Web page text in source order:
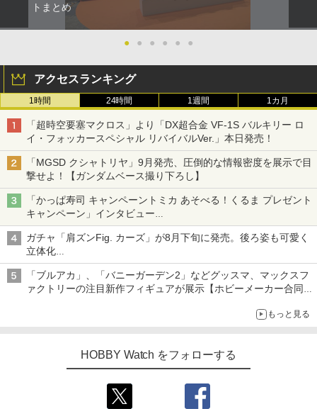
トまとめ
● ● ● ● ● ●
アクセスランキング
1時間 24時間 1週間 1カ月
「超時空要塞マクロス」より「DX超合金 VF-1S バルキリー ロ
イ・フォッカースペシャル リバイバルVer.」本日発売！
「MGSD クシャトリヤ」9月発売、圧倒的な情報密度を展示で目
撃せよ！【ガンダムベース撮り下ろし】
「かっぱ寿司 キャンペーントミカ あそべる！くるま プレゼント
キャンペーン」インタビュー
子どもが楽しめるかっぱ寿司ならではの体験とコラボの楽しさを
追求
ガチャ「肩ズンFig. カーズ」が8月下旬に発売。後ろ姿も可愛く
立体化
ライトニング・マックィーンやメーターなど4種がラインナップ
「ブルアカ」、「バニーガーデン2」などグッスマ、マックスフ
ァクトリーの注目新作フィギュアが展示【ホビーメーカー合同展
もっと見る
HOBBY Watch をフォローする